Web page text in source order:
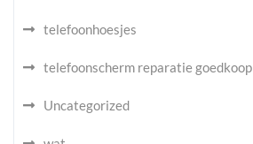
telefoonhoesjes
telefoonscherm reparatie goedkoop
Uncategorized